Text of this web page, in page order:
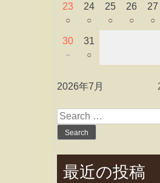
23
○
24
○
25
○
26
○
27
○
30
－
31
○
2026年7月
Search
for:
最近の投稿